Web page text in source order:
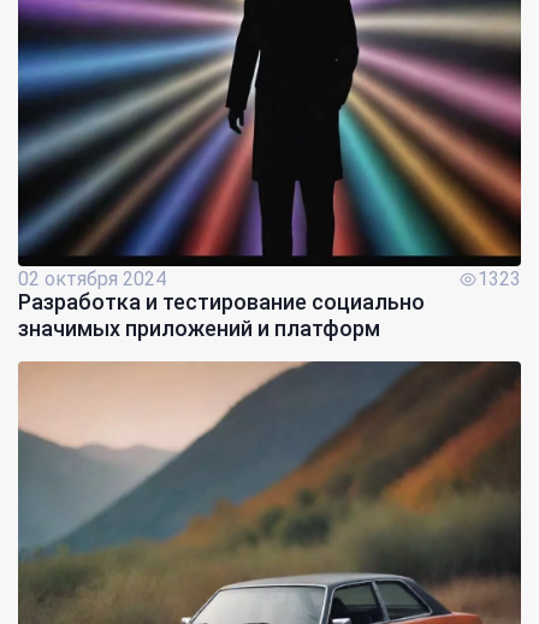
02 октября 2024 1323
Разработка и тестирование социально
значимых приложений и платформ